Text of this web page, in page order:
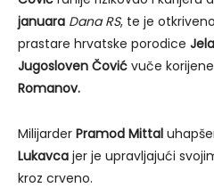
januara Dana RS, te je
prastare hrvatske porodice
Jugosloven Čović vuče
Romanov.
Milijarder Pramod Mittal
Lukavca jer je upravljajući
kroz crveno.